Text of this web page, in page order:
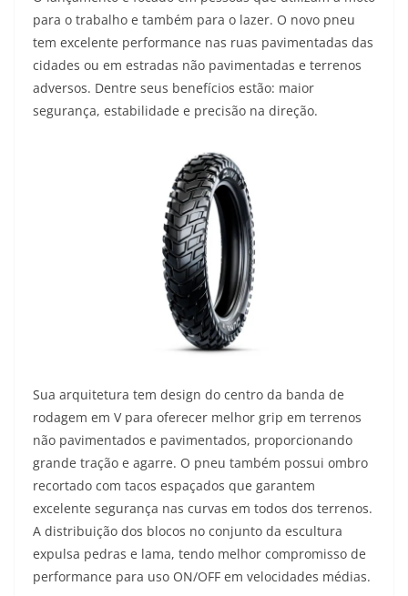
para o trabalho e também para o lazer. O novo pneu
tem excelente performance nas ruas pavimentadas das
cidades ou em estradas não pavimentadas e terrenos
adversos. Dentre seus benefícios estão: maior
segurança, estabilidade e precisão na direção.
Sua arquitetura tem design do centro da banda de
rodagem em V para oferecer melhor grip em terrenos
não pavimentados e pavimentados, proporcionando
grande tração e agarre. O pneu também possui ombro
recortado com tacos espaçados que garantem
excelente segurança nas curvas em todos dos terrenos.
A distribuição dos blocos no conjunto da escultura
expulsa pedras e lama, tendo melhor compromisso de
performance para uso ON/OFF em velocidades médias.